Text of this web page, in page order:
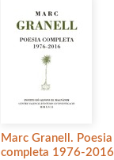
Marc Granell. Poesia
completa 1976-2016